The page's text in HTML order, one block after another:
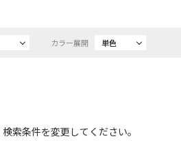
カラー展開 単色
索条件を変更してください。